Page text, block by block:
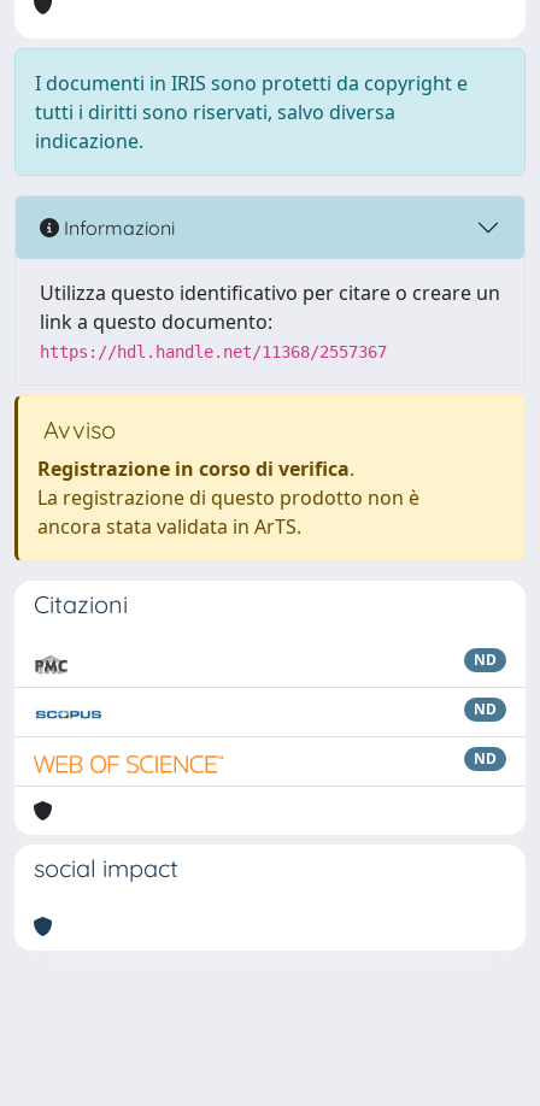
I documenti in IRIS sono protetti da copyright e
tutti i diritti sono riservati, salvo diversa
indicazione.
Informazioni
Utilizza questo identificativo per citare o creare un
link a questo documento:
https://hdl.handle.net/11368/2557367
Avviso
Registrazione in corso di verifica.
La registrazione di questo prodotto non è
ancora stata validata in ArTS.
Citazioni
ND
ND
ND
social impact